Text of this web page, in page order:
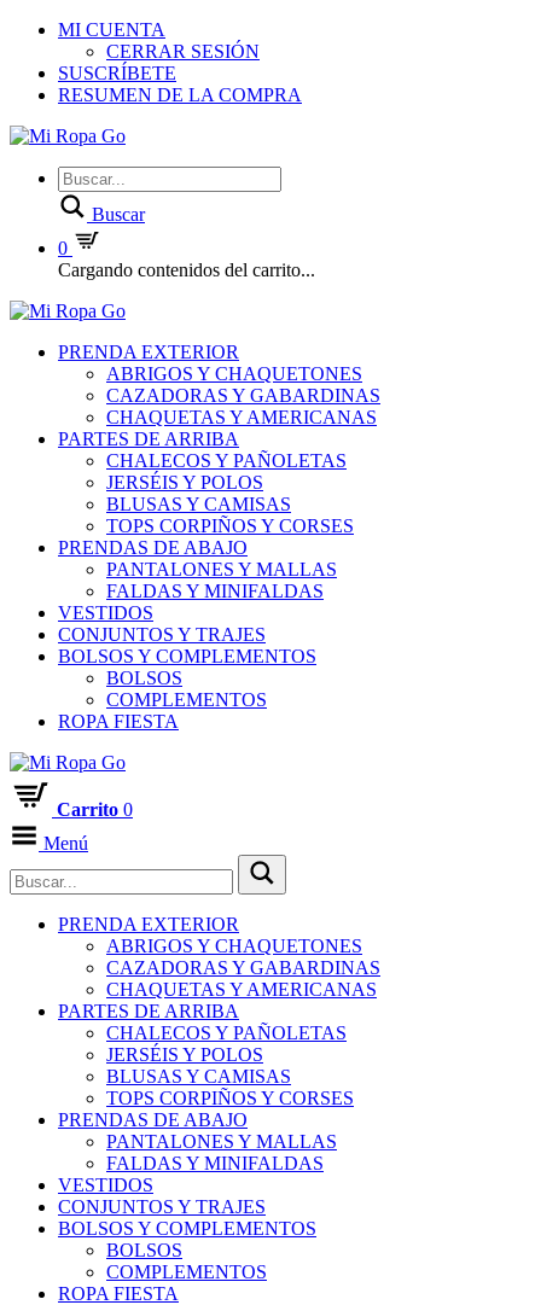
MI CUENTA
CERRAR SESIÓN
SUSCRÍBETE
RESUMEN DE LA COMPRA
Buscar
0
Cargando contenidos del carrito...
PRENDA EXTERIOR
ABRIGOS Y CHAQUETONES
CAZADORAS Y GABARDINAS
CHAQUETAS Y AMERICANAS
PARTES DE ARRIBA
CHALECOS Y PAÑOLETAS
JERSÉIS Y POLOS
BLUSAS Y CAMISAS
TOPS CORPIÑOS Y CORSES
PRENDAS DE ABAJO
PANTALONES Y MALLAS
FALDAS Y MINIFALDAS
VESTIDOS
CONJUNTOS Y TRAJES
BOLSOS Y COMPLEMENTOS
BOLSOS
COMPLEMENTOS
ROPA FIESTA
Carrito 0
Menú
PRENDA EXTERIOR
ABRIGOS Y CHAQUETONES
CAZADORAS Y GABARDINAS
CHAQUETAS Y AMERICANAS
PARTES DE ARRIBA
CHALECOS Y PAÑOLETAS
JERSÉIS Y POLOS
BLUSAS Y CAMISAS
TOPS CORPIÑOS Y CORSES
PRENDAS DE ABAJO
PANTALONES Y MALLAS
FALDAS Y MINIFALDAS
VESTIDOS
CONJUNTOS Y TRAJES
BOLSOS Y COMPLEMENTOS
BOLSOS
COMPLEMENTOS
ROPA FIESTA